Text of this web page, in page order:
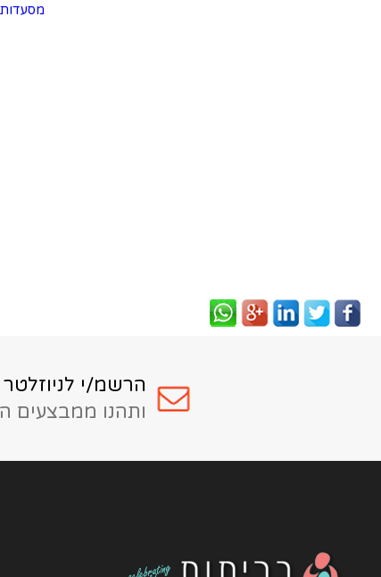
מסעדות
הרשמ/י לניוזלטר
ותהנו ממבצעים